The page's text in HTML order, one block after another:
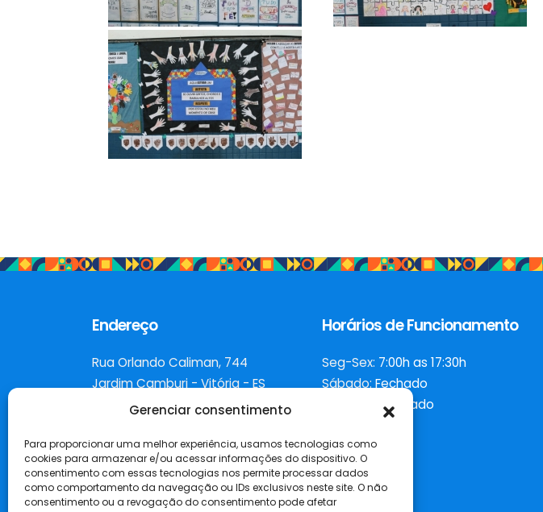
Gerenciar consentimento
Para proporcionar uma melhor experiência, usamos tecnologias como
cookies para armazenar e/ou acessar informações do dispositivo. O
consentimento com essas tecnologias nos permite processar dados
como comportamento da navegação ou IDs exclusivos neste site. O não
consentimento ou a revogação do consentimento pode afetar
Endereço
Rua Orlando Caliman, 744
Jardim Camburi - Vitória - ES
CEP: 29.090-220
Horários de Funcionamento
Seg-Sex: 7:00h as 17:30h
Sábado: Fechado
Fechado